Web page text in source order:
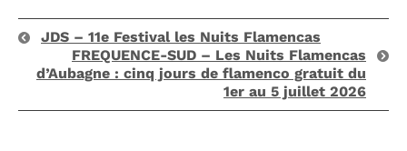
JDS – 11e Festival les Nuits Flamencas
FREQUENCE-SUD – Les Nuits Flamencas
d’Aubagne : cinq jours de flamenco gratuit du
1er au 5 juillet 2026